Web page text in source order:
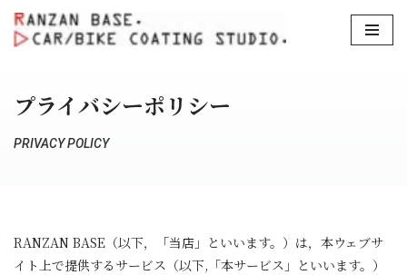
コ
ン
ツ
プ
プライバシーポリシー
PRIVACY POLICY
RANZAN BASE（以下，「当店」といいます。）は，本ウェブサ
イト上で提供するサービス（以下,「本サービス」といいます。）